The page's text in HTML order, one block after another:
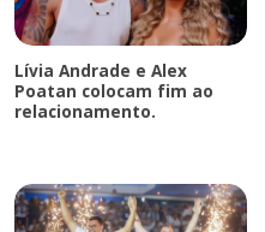
Lívia Andrade e Alex
Poatan colocam fim ao
relacionamento.